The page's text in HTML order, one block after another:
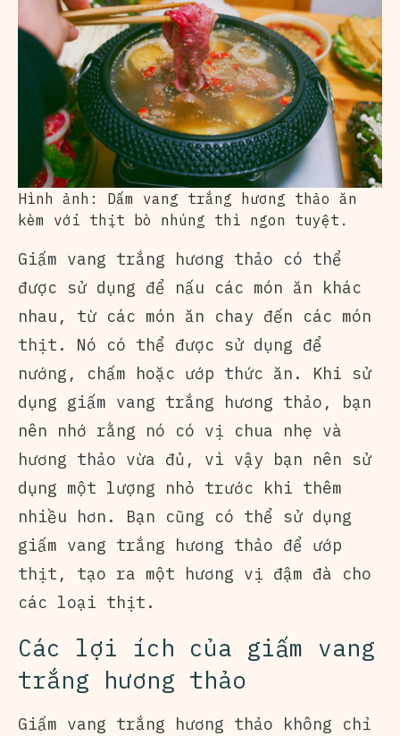
Hình ảnh: Dấm vang trắng hương thảo ăn
kèm với thịt bò nhúng thì ngon tuyệt.
Giấm vang trắng hương thảo có thể
được sử dụng để nấu các món ăn khác
nhau, từ các món ăn chay đến các món
thịt. Nó có thể được sử dụng để
nướng, chấm hoặc ướp thức ăn. Khi sử
dụng giấm vang trắng hương thảo, bạn
nên nhớ rằng nó có vị chua nhẹ và
hương thảo vừa đủ, vì vậy bạn nên sử
dụng một lượng nhỏ trước khi thêm
nhiều hơn. Bạn cũng có thể sử dụng
giấm vang trắng hương thảo để ướp
thịt, tạo ra một hương vị đậm đà cho
các loại thịt.
Các lợi ích của giấm vang
trắng hương thảo
Giấm vang trắng hương thảo không chỉ